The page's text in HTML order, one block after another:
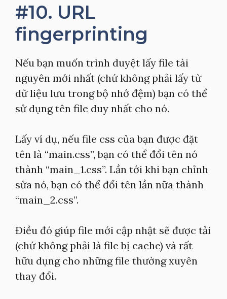
#10. URL
fingerprinting
Nếu bạn muốn trình duyệt lấy file tài
nguyên mới nhất (chứ không phải lấy từ
dữ liệu lưu trong bộ nhớ đệm) bạn có thể
sử dụng tên file duy nhất cho nó.
Lấy ví dụ, nếu file css của bạn được đặt
tên là “main.css”, bạn có thể đổi tên nó
thành “main_1.css”. Lần tới khi bạn chỉnh
sửa nó, bạn có thể đổi tên lần nữa thành
“main_2.css”.
Điều đó giúp file mới cập nhật sẽ được tải
(chứ không phải là file bị cache) và rất
hữu dụng cho những file thường xuyên
thay đổi.